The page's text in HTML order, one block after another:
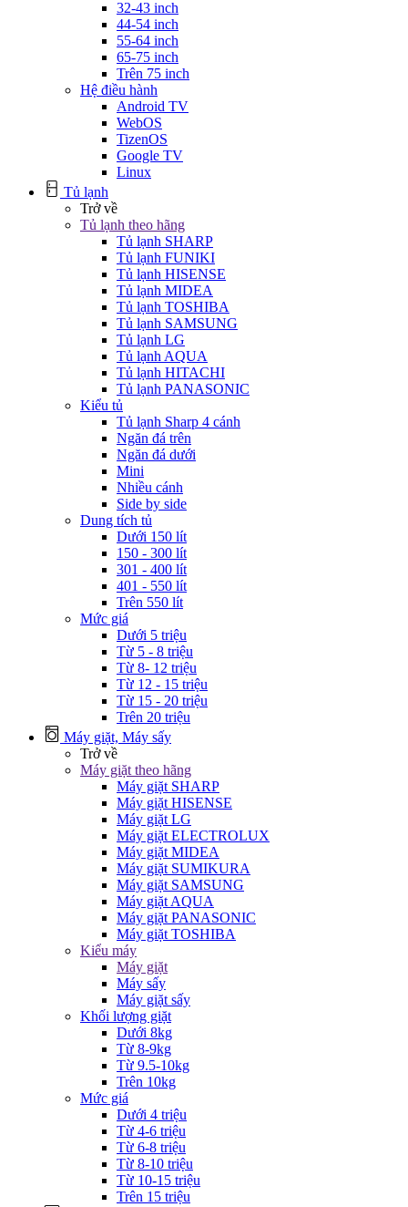
32-43 inch
44-54 inch
55-64 inch
65-75 inch
Trên 75 inch
Hệ điều hành
Android TV
WebOS
TizenOS
Google TV
Linux
Tủ lạnh
Trở về
Tủ lạnh theo hãng
Tủ lạnh SHARP
Tủ lạnh FUNIKI
Tủ lạnh HISENSE
Tủ lạnh MIDEA
Tủ lạnh TOSHIBA
Tủ lạnh SAMSUNG
Tủ lạnh LG
Tủ lạnh AQUA
Tủ lạnh HITACHI
Tủ lạnh PANASONIC
Kiểu tủ
Tủ lạnh Sharp 4 cánh
Ngăn đá trên
Ngăn đá dưới
Mini
Nhiều cánh
Side by side
Dung tích tủ
Dưới 150 lít
150 - 300 lít
301 - 400 lít
401 - 550 lít
Trên 550 lít
Mức giá
Dưới 5 triệu
Từ 5 - 8 triệu
Từ 8- 12 triệu
Từ 12 - 15 triệu
Từ 15 - 20 triệu
Trên 20 triệu
Máy giặt, Máy sấy
Trở về
Máy giặt theo hãng
Máy giặt SHARP
Máy giặt HISENSE
Máy giặt LG
Máy giặt ELECTROLUX
Máy giặt MIDEA
Máy giặt SUMIKURA
Máy giặt SAMSUNG
Máy giặt AQUA
Máy giặt PANASONIC
Máy giặt TOSHIBA
Kiểu máy
Máy giặt
Máy sấy
Máy giặt sấy
Khối lượng giặt
Dưới 8kg
Từ 8-9kg
Từ 9.5-10kg
Trên 10kg
Mức giá
Dưới 4 triệu
Từ 4-6 triệu
Từ 6-8 triệu
Từ 8-10 triệu
Từ 10-15 triệu
Trên 15 triệu